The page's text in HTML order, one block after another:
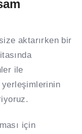
aktarırken bir
ile
yerleşimlerinin
için